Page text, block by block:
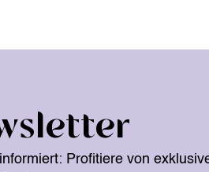
Profitiere von